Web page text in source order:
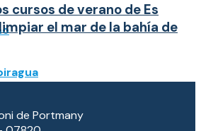
cursos de verano de Es
el mar de la bahía de
de Portmany